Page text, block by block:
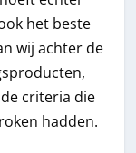
het beste
wij achter de
criteria die
hadden.